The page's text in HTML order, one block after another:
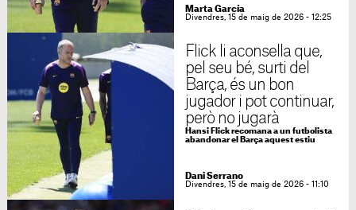
Marta García
Divendres, 15 de maig de 2026 - 12:25
Flick li aconsella que,
pel seu bé, surti del
Barça, és un bon
jugador i pot continuar,
però no jugarà
Hansi Flick recomana a un futbolista
abandonar el Barça aquest estiu
Dani Serrano
Divendres, 15 de maig de 2026 - 11:10